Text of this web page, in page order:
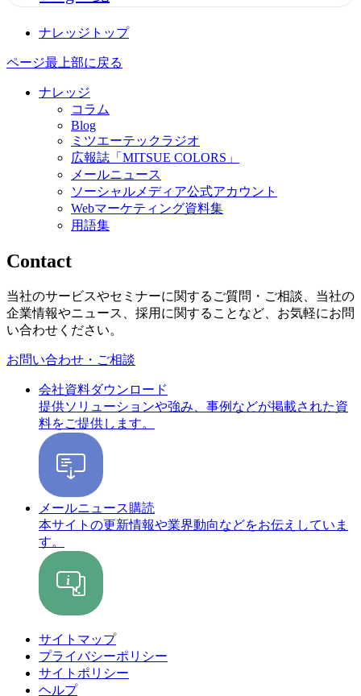
ナレッジトップ
ページ最上部に戻る
ナレッジ
コラム
Blog
ミツエーテックラジオ
広報誌「MITSUE COLORS」
メールニュース
ソーシャルメディア公式アカウント
Webマーケティング資料集
用語集
Contact
当社のサービスやセミナーに関するご質問・ご相談、当社の
企業情報やニュース、採用に関することなど、お気軽にお問
い合わせください。
お問い合わせ・ご相談
会社資料ダウンロード
提供ソリューションや強み、事例などが掲載された資
料をご提供します。
メールニュース購読
本サイトの更新情報や業界動向などをお伝えしていま
す。
サイトマップ
プライバシーポリシー
サイトポリシー
ヘルプ